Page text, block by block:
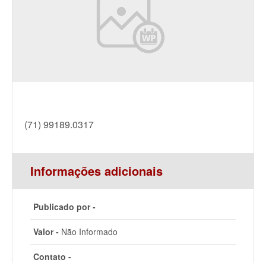
(71) 99189.0317
Informações adicionais
Publicado por -
Valor - Não Informado
Contato -